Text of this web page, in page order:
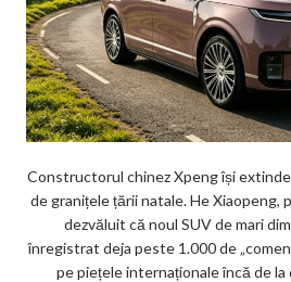
Constructorul chinez Xpeng își
de granițele țării natale. He Xiaopeng,
dezvăluit că noul SUV de mari
înregistrat deja peste 1.000 de
pe piețele internaționale încă de